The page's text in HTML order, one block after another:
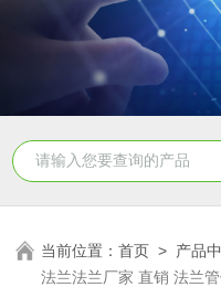
当前位置：首页 > 产品
法兰法兰厂家 直销 法兰